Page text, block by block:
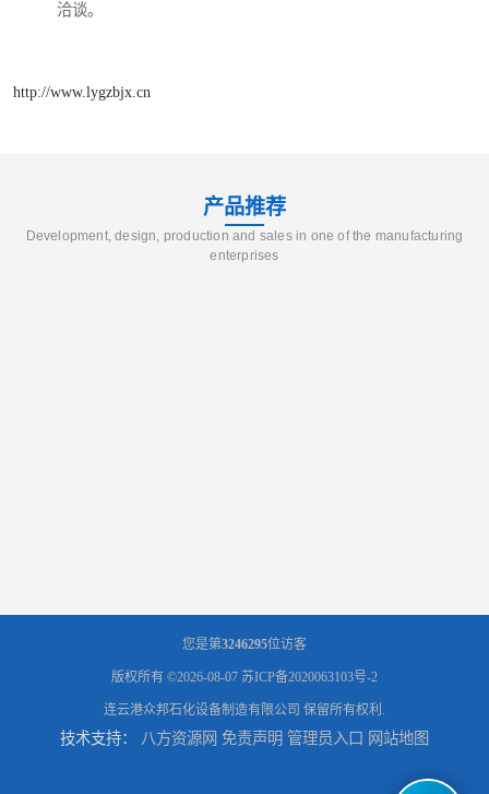
洽谈。
http://www.lygzbjx.cn
产品推荐
Development, design, production and sales in one of the manufacturing
enterprises
您是第3246295位访客
版权所有 ©2026-08-07 苏ICP备2020063103号-2
连云港众邦石化设备制造有限公司 保留所有权利.
技术支持： 八方资源网 免责声明 管理员入口 网站地图